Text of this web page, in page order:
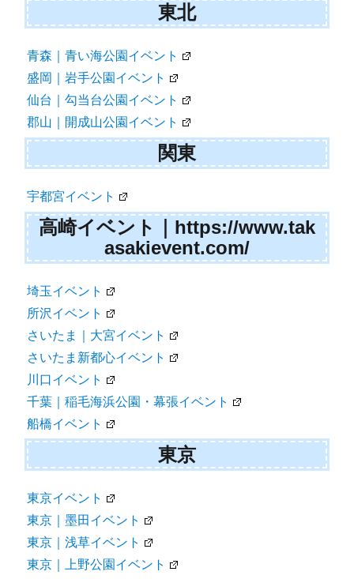
東北
青森｜青い海公園イベント
盛岡｜岩手公園イベント
仙台｜勾当台公園イベント
郡山｜開成山公園イベント
関東
宇都宮イベント
高崎イベント｜https://www.tak
asakievent.com/
埼玉イベント
所沢イベント
さいたま｜大宮イベント
さいたま新都心イベント
川口イベント
千葉｜稲毛海浜公園・幕張イベント
船橋イベント
東京
東京イベント
東京｜墨田イベント
東京｜浅草イベント
東京｜上野公園イベント